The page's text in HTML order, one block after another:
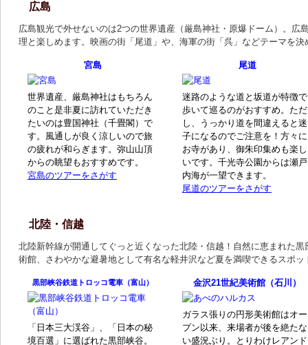
広島
広島観光で外せないのは2つの世界遺産（厳島神社・原爆ドーム）。広
理と楽しめます。映画の街「尾道」や、海軍の街「呉」などテーマを
宮島
世界遺産、厳島神社はもちろん
のこと是非夏に訪れていただき
たいのは豊国神社（千畳閣）で
す。風通しが良く涼しいので旅
の疲れが和らぎます。弥山山頂
からの眺望もおすすめです。
宮島のツアーをさがす
尾道
迷路のような道と坂道が特徴で
歩いて巡るのがおすすめ。ただ
し、うっかり道を間違えると迷
子になるのでご注意を！方々に
お寺があり、御朱印集めも楽し
いです。千光寺公園からは瀬戸
内海が一望できます。
尾道のツアーをさがす
北陸・信越
北陸新幹線が開通してぐっと近くなった北陸・信越！自然に恵まれた
術館、さわやかな避暑地として有名な軽井沢など夏を満喫できるスポ
黒部峡谷鉄道トロッコ電車（富山）
「日本三大渓谷」、「日本の秘
境百選」に選ばれた黒部峡谷。
金沢21世紀美術館（石川）
ガラス張りの円形美術館はオー
プン以来、来場者が後を絶たな
い盛況ぶり。とりわけレアンド